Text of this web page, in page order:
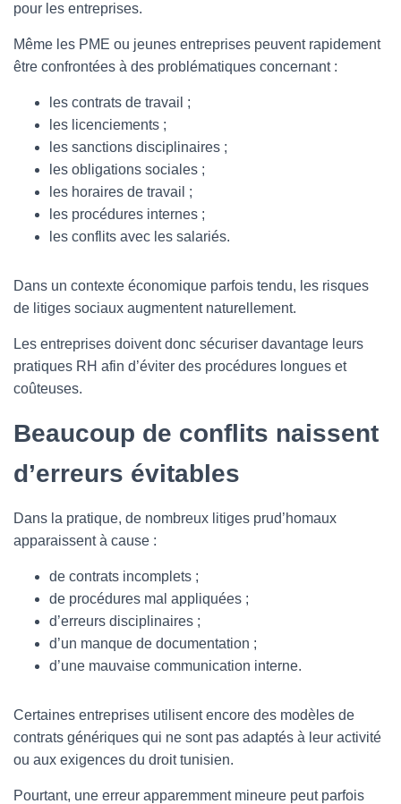
pour les entreprises.
Même les PME ou jeunes entreprises peuvent rapidement
être confrontées à des problématiques concernant :
les contrats de travail ;
les licenciements ;
les sanctions disciplinaires ;
les obligations sociales ;
les horaires de travail ;
les procédures internes ;
les conflits avec les salariés.
Dans un contexte économique parfois tendu, les risques
de litiges sociaux augmentent naturellement.
Les entreprises doivent donc sécuriser davantage leurs
pratiques RH afin d’éviter des procédures longues et
coûteuses.
Beaucoup de conflits naissent
d’erreurs évitables
Dans la pratique, de nombreux litiges prud’homaux
apparaissent à cause :
de contrats incomplets ;
de procédures mal appliquées ;
d’erreurs disciplinaires ;
d’un manque de documentation ;
d’une mauvaise communication interne.
Certaines entreprises utilisent encore des modèles de
contrats génériques qui ne sont pas adaptés à leur activité
ou aux exigences du droit tunisien.
Pourtant, une erreur apparemment mineure peut parfois